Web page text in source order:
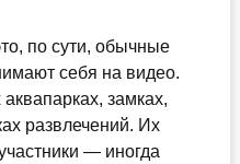
по сути, обычные
себя на видео.
замках,
развлечений. Их
— иногда